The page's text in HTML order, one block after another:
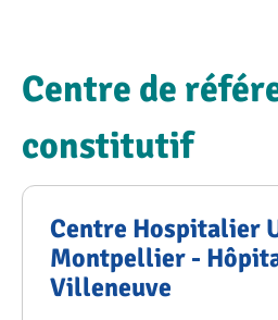
Centre de
constitutif
Centre Hospitalier
Montpellier -
Villeneuve